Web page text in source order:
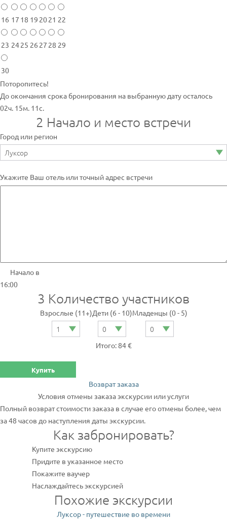
16 17 18 19 2021 22
23 2425 26 27 28 29
30
Поторопитесь!
До окончания срока бронирования на выбранную дату осталось
02ч. 15м. 11с.
2 Начало и место встречи
Город или регион
Укажите Ваш отель или точный адрес встречи
Начало в
16:00
3 Количество участников
Взрослые (11+)Дети (6 - 10)Младенцы (0 - 5)
Итого: 84 €
Купить
Возврат заказа
Условия отмены заказа экскурсии или услуги
Полный возврат стоимости заказа в случае его отмены более, чем
за 48 часов до наступления даты экскурсии.
Как забронировать?
Купите экскурсию
Придите в указанное место
Покажите ваучер
Наслаждайтесь экскурсией
Похожие экскурсии
Луксор - путешествие во времени